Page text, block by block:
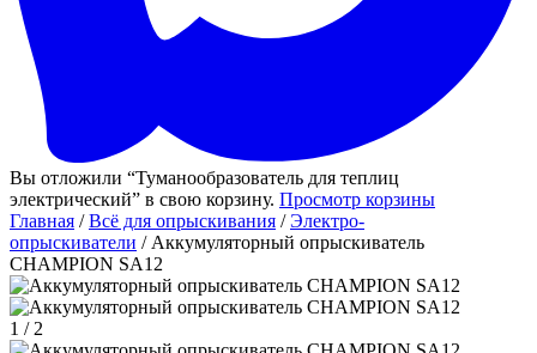
Вы отложили “Туманообразователь для теплиц
электрический” в свою корзину. Просмотр корзины
Главная /Всё для опрыскивания /Электро-
опрыскиватели / Аккумуляторный опрыскиватель
CHAMPION SA12
1 / 2